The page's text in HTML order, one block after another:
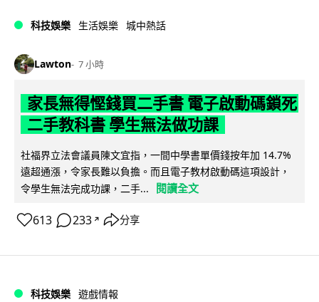
科技娛樂 生活娛樂 城中熱話
Lawton 7 小時
家長無得慳錢買二手書 電子啟動碼鎖死
二手教科書 學生無法做功課
社福界立法會議員陳文宜指，一間中學書單價錢按年加 14.7%
遠超通漲，令家長難以負擔。而且電子教材啟動碼這項設計，
令學生無法完成功課，二手...
閱讀全文
613 233 ↗ 分享
科技娛樂 遊戲情報